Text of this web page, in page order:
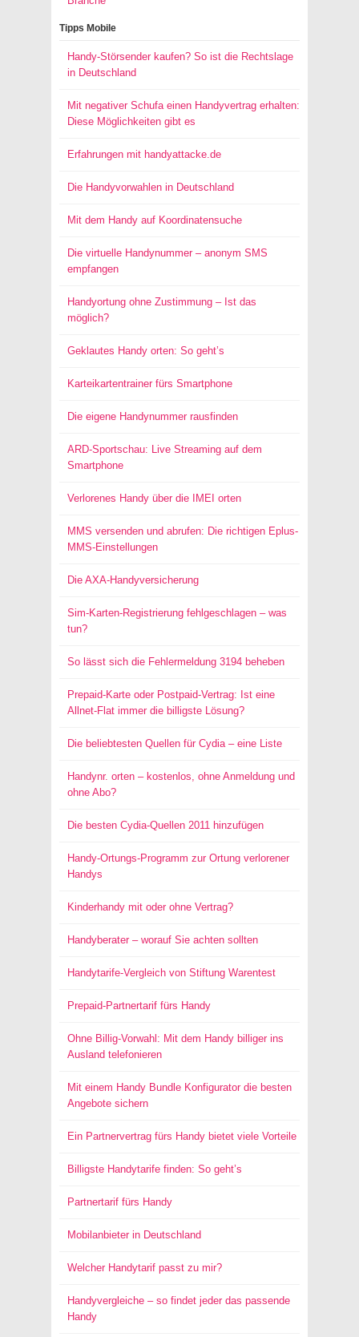
Tipps Mobile
Handy-Störsender kaufen? So ist die Rechtslage
in Deutschland
Mit negativer Schufa einen Handyvertrag erhalten:
Diese Möglichkeiten gibt es
Erfahrungen mit handyattacke.de
Die Handyvorwahlen in Deutschland
Mit dem Handy auf Koordinatensuche
Die virtuelle Handynummer – anonym SMS
empfangen
Handyortung ohne Zustimmung – Ist das
möglich?
Geklautes Handy orten: So geht’s
Karteikartentrainer fürs Smartphone
Die eigene Handynummer rausfinden
ARD-Sportschau: Live Streaming auf dem
Smartphone
Verlorenes Handy über die IMEI orten
MMS versenden und abrufen: Die richtigen Eplus-
MMS-Einstellungen
Die AXA-Handyversicherung
Sim-Karten-Registrierung fehlgeschlagen – was
tun?
So lässt sich die Fehlermeldung 3194 beheben
Prepaid-Karte oder Postpaid-Vertrag: Ist eine
Allnet-Flat immer die billigste Lösung?
Die beliebtesten Quellen für Cydia – eine Liste
Handynr. orten – kostenlos, ohne Anmeldung und
ohne Abo?
Die besten Cydia-Quellen 2011 hinzufügen
Handy-Ortungs-Programm zur Ortung verlorener
Handys
Kinderhandy mit oder ohne Vertrag?
Handyberater – worauf Sie achten sollten
Handytarife-Vergleich von Stiftung Warentest
Prepaid-Partnertarif fürs Handy
Ohne Billig-Vorwahl: Mit dem Handy billiger ins
Ausland telefonieren
Mit einem Handy Bundle Konfigurator die besten
Angebote sichern
Ein Partnervertrag fürs Handy bietet viele Vorteile
Billigste Handytarife finden: So geht’s
Partnertarif fürs Handy
Mobilanbieter in Deutschland
Welcher Handytarif passt zu mir?
Handyvergleiche – so findet jeder das passende
Handy